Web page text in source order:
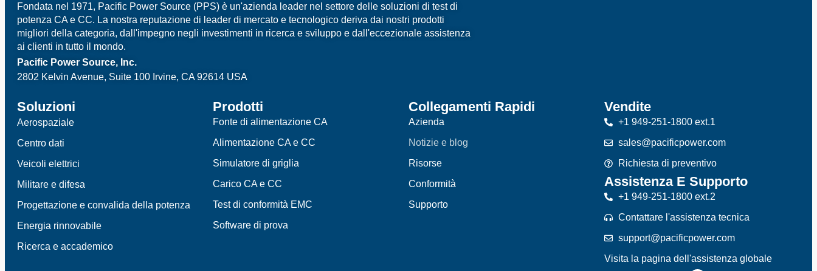
Fondata nel 1971, Pacific Power Source (PPS) è un'azienda leader nel settore delle soluzioni di test di
potenza CA e CC. La nostra reputazione di leader di mercato e tecnologico deriva dai nostri prodotti
migliori della categoria, dall'impegno negli investimenti in ricerca e sviluppo e dall'eccezionale assistenza
ai clienti in tutto il mondo.
Pacific Power Source, Inc.
2802 Kelvin Avenue, Suite 100 Irvine, CA 92614 USA
Soluzioni
Aerospaziale
Centro dati
Veicoli elettrici
Militare e difesa
Progettazione e convalida della potenza
Energia rinnovabile
Ricerca e accademico
Prodotti
Fonte di alimentazione CA
Alimentazione CA e CC
Simulatore di griglia
Carico CA e CC
Test di conformità EMC
Software di prova
Collegamenti Rapidi
Azienda
Notizie e blog
Risorse
Conformità
Supporto
Vendite
+1 949-251-1800 ext.1
sales@pacificpower.com
Richiesta di preventivo
Assistenza E Supporto
+1 949-251-1800 ext.2
Contattare l'assistenza tecnica
support@pacificpower.com
Visita la pagina dell'assistenza globale